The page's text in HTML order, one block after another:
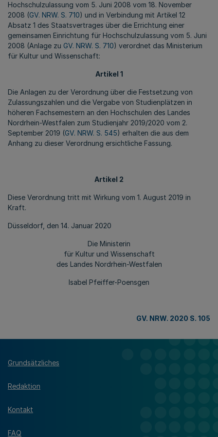
Hochschulzulassung vom 5. Juni 2008 vom 18. November
2008 (GV. NRW. S. 710) und in Verbindung mit Artikel 12
Absatz 1 des Staatsvertrages über die Errichtung einer
gemeinsamen Einrichtung für Hochschulzulassung vom 5. Juni
2008 (Anlage zu GV. NRW. S. 710) verordnet das Ministerium
für Kultur und Wissenschaft:
Artikel 1
Die Anlagen zu der Verordnung über die Festsetzung von
Zulassungszahlen und die Vergabe von Studienplätzen in
höheren Fachsemestern an den Hochschulen des Landes
Nordrhein-Westfalen zum Studienjahr 2019/2020 vom 2.
September 2019 (GV. NRW. S. 545) erhalten die aus dem
Anhang zu dieser Verordnung ersichtliche Fassung.
Artikel 2
Diese Verordnung tritt mit Wirkung vom 1. August 2019 in
Kraft.
Düsseldorf, den 14. Januar 2020
Die Ministerin
für Kultur und Wissenschaft
des Landes Nordrhein-Westfalen
Isabel Pfeiffer-Poensgen
GV. NRW. 2020 S. 105
Grundsätzliches
Redaktion
Kontakt
FAQ